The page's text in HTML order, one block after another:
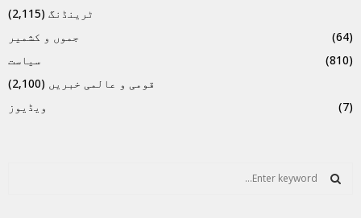
ٹرینڈنگ (2,115)
جموں و کشمیر
(64)
سیاست
(810)
قومی و عالمی خبریں (2,100)
ویڈیوز
(7)